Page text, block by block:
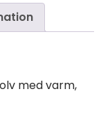
med varm,